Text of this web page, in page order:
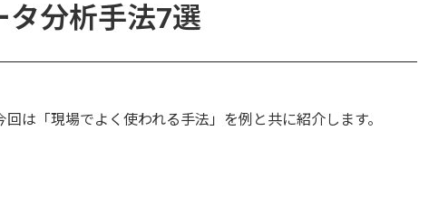
タ分析手法7選
は「現場でよく使われる手法」を例と共に紹介します。